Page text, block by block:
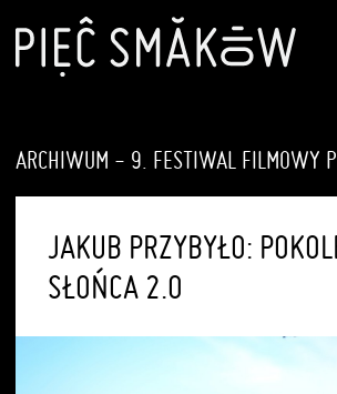
ARCHIWUM - 9. FESTIWAL FILMOWY
JAKUB PRZYBYŁO:
SŁOŃCA 2.0